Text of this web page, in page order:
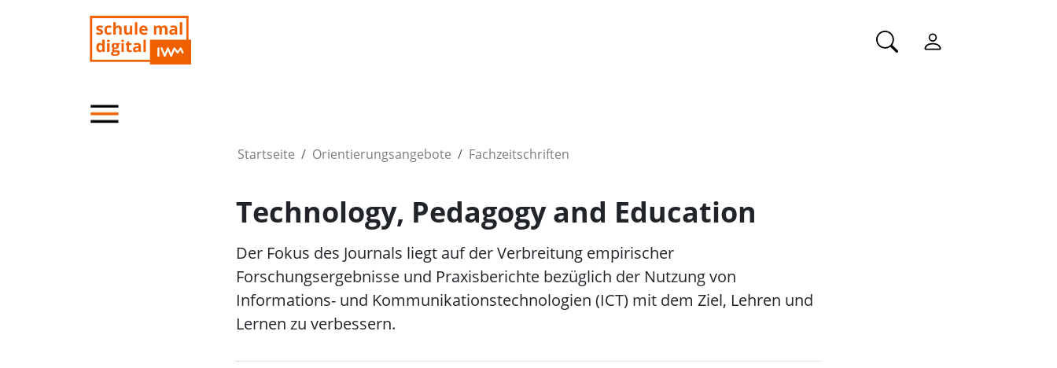
Startseite Orientierungsangebote Fachzeitschriften
Technology, Pedagogy and Education
Der Fokus des Journals liegt auf der Verbreitung empirischer
Forschungsergebnisse und Praxisberichte bezüglich der Nutzung von
Informations- und Kommunikationstechnologien (ICT) mit dem Ziel, Lehren und
Lernen zu verbessern.